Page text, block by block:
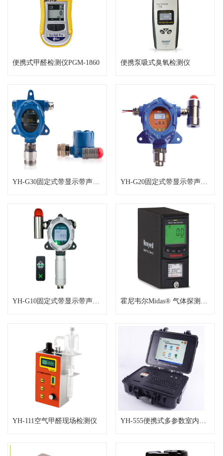
便携式甲醛检测仪PGM-1860 便携泵吸式臭氧检测仪
YH-G10固定式带显示带声光报警型臭氧 霍尼韦尔Midas® 气体探测器固定式臭
YH-111空气甲醛现场检测仪